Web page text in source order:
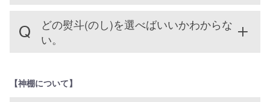
どの熨斗(のし)を選べばいいかわからな
い。
【神棚について】